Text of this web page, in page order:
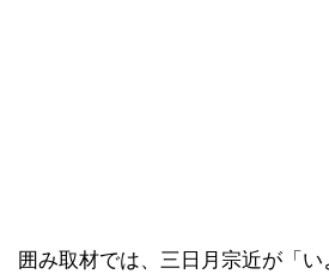
囲み取材では、三日月宗近が「